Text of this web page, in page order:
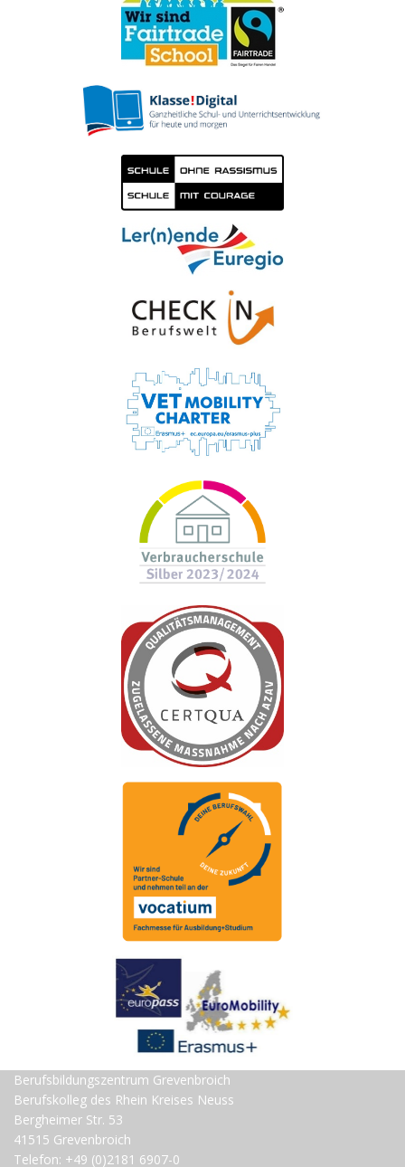
Berufsbildungszentrum Grevenbroich
Berufskolleg des Rhein Kreises Neuss
Bergheimer Str. 53
41515 Grevenbroich
Telefon: +49 (0)2181 6907-0